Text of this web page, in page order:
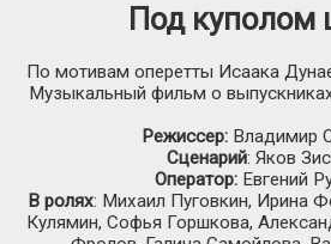
Под куполом
По мотивам оперетты Исаака
Музыкальный фильм о
Режиссер: Владимир
Сценарий: Яков
Оператор: Евгений
В ролях: Михаил Пуговкин, Ирина
Кулямин, Софья Горшкова,